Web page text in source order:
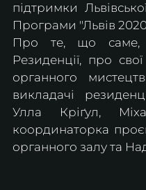
підтримки
Програми "Львів
Про те, що саме,
Резиденції, про
органного
викладачі
Улла Кріґул,
координаторка
органного залу та